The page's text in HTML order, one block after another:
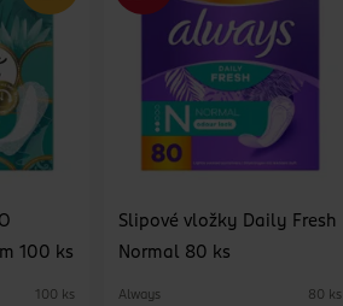
100 ks
100 ks
Slipové vložky Daily Fresh
Normal 80 ks
Always 80 ks